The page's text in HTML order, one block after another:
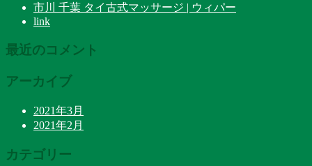
市川 千葉 タイ古式マッサージ | ウィパー
link
最近のコメント
アーカイブ
2021年3月
2021年2月
カテゴリー